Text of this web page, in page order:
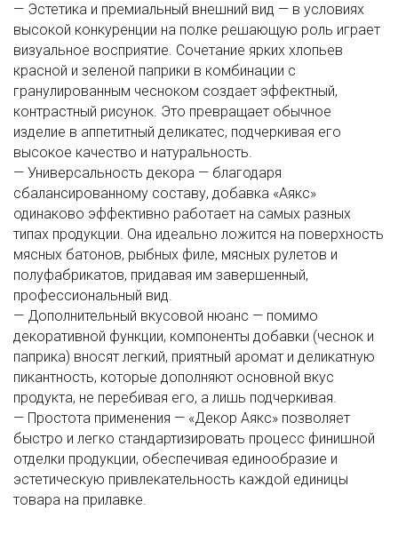
— Эстетика и премиальный внешний вид — в условиях
высокой конкуренции на полке решающую роль играет
визуальное восприятие. Сочетание ярких хлопьев
красной и зеленой паприки в комбинации с
гранулированным чесноком создает эффектный,
контрастный рисунок. Это превращает обычное
изделие в аппетитный деликатес, подчеркивая его
высокое качество и натуральность.
— Универсальность декора — благодаря
сбалансированному составу, добавка «Аякс»
одинаково эффективно работает на самых разных
типах продукции. Она идеально ложится на поверхность
мясных батонов, рыбных филе, мясных рулетов и
полуфабрикатов, придавая им завершенный,
профессиональный вид.
— Дополнительный вкусовой нюанс — помимо
декоративной функции, компоненты добавки (чеснок и
паприка) вносят легкий, приятный аромат и деликатную
пикантность, которые дополняют основной вкус
продукта, не перебивая его, а лишь подчеркивая.
— Простота применения — «Декор Аякс» позволяет
быстро и легко стандартизировать процесс финишной
отделки продукции, обеспечивая единообразие и
эстетическую привлекательность каждой единицы
товара на прилавке.